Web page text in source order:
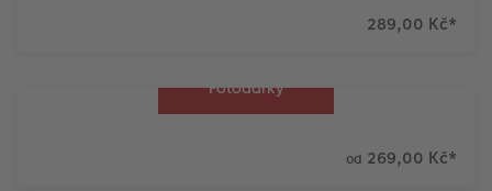
289,00 Kč*
Fotodárky
od 269,00 Kč*